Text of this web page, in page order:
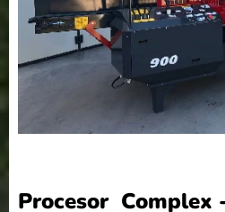
Procesor Complex